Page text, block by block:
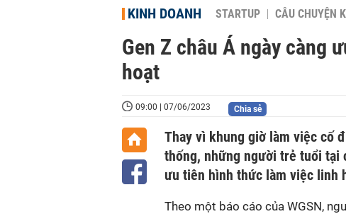
KINH DOANH STARTUP CÂU CHUYỆN
Gen Z châu Á ngày càng
hoạt
09:00 | 07/06/2023 Chia sẻ
Thay vì khung giờ làm việc cố
thống, những người trẻ tuổi tại
ưu tiên hình thức làm việc linh
Theo một báo cáo của WGSN,